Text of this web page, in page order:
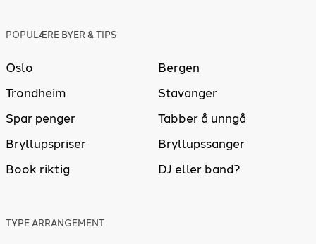
POPULÆRE BYER & TIPS
Oslo
Bergen
Trondheim
Stavanger
Spar penger
Tabber å unngå
Bryllupspriser
Bryllupssanger
Book riktig
DJ eller band?
TYPE ARRANGEMENT